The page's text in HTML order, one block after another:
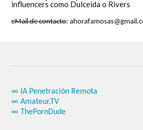
influencers como Dulceida o Rivers
eMail de contacto:
∞ IA Penetración Remota
∞ Amateur.TV
∞ ThePornDude